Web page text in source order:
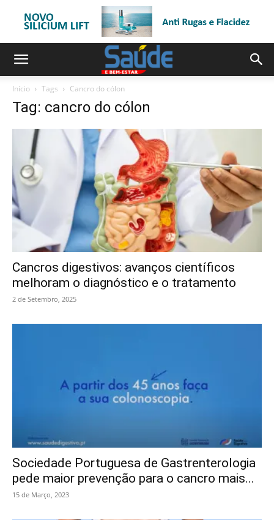
Início Tags Cancro do cólon
Tag: cancro do cólon
Cancros digestivos: avanços científicos
melhoram o diagnóstico e o tratamento
2 de Setembro, 2025
Sociedade Portuguesa de Gastrenterologia
pede maior prevenção para o cancro mais...
15 de Março, 2023